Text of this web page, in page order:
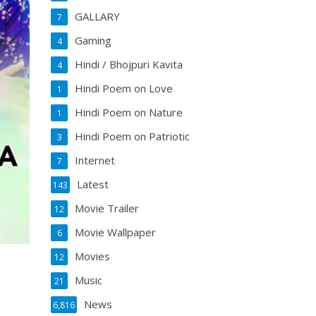
GALLARY
7
Gaming
4
Hindi / Bhojpuri Kavita
4
Hindi Poem on Love
1
Hindi Poem on Nature
1
Hindi Poem on Patriotic
3
Internet
7
Latest
143
Movie Trailer
12
Movie Wallpaper
6
Movies
12
Music
21
News
6,816